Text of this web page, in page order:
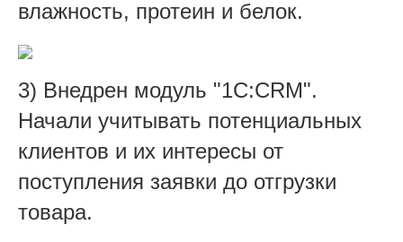
влажность, протеин и белок.
3) Внедрен модуль "1С:CRM".
Начали учитывать потенциальных
клиентов и их интересы от
поступления заявки до отгрузки
товара.